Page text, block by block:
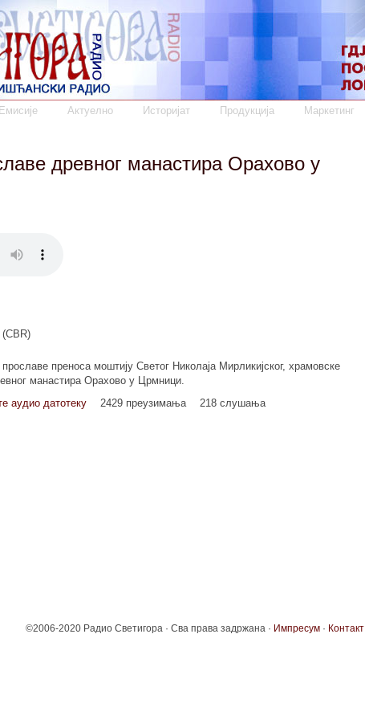
Емисије Актуелно Историјат Продукција Маркетинг
древног манастира Орахово у
преноса моштију Светог Николаја Мирликијског, храмовске
манастира Орахово у Црмници.
аудио датотеку
2429 преузимања 218 слушања
©2006-2020 Радио Светигора · Сва права задржана · Импресум · Контакт